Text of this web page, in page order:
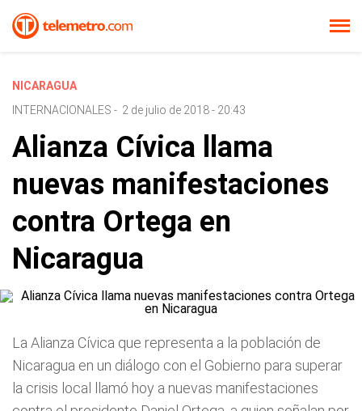
NICARAGUA
INTERNACIONALES - 2 de julio de 2018 - 20:43
Alianza Cívica llama
nuevas manifestaciones
contra Ortega en
Nicaragua
La Alianza Cívica que representa a la población de
Nicaragua en un diálogo con el Gobierno para superar
la crisis local llamó hoy a nuevas manifestaciones